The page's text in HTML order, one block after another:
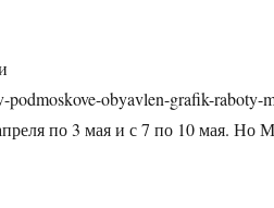
podmoskove-obyavlen-grafik-raboty-
по 3 мая и с 7 по 10 мая.